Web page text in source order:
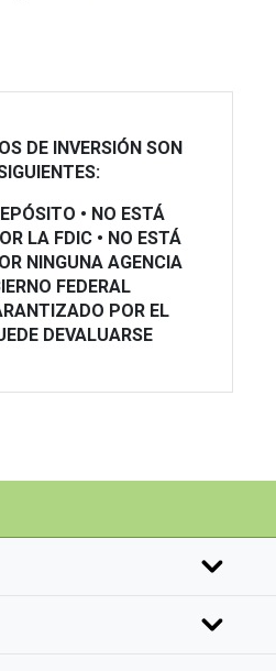
DE INVERSIÓN SON
• NO ESTÁ
LA FDIC • NO ESTÁ
NINGUNA AGENCIA
FEDERAL
POR EL
DEVALUARSE